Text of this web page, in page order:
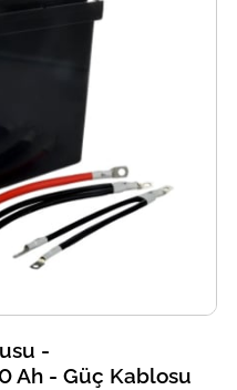
-
Ah - Güç Kablosu